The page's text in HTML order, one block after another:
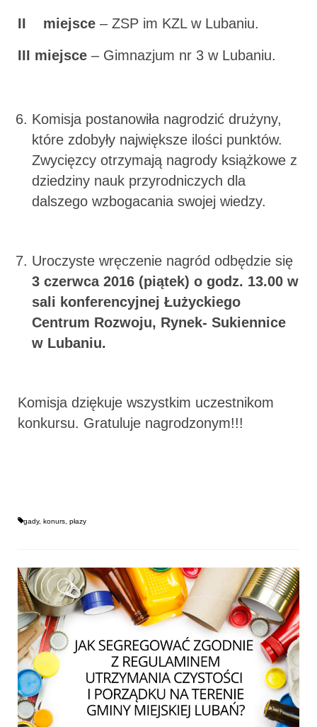
II miejsce – ZSP im KZL w Lubaniu.
III miejsce – Gimnazjum nr 3 w Lubaniu.
Komisja postanowiła nagrodzić drużyny,
które zdobyły największe ilości punktów.
Zwycięzcy otrzymają nagrody książkowe z
dziedziny nauk przyrodniczych dla
dalszego wzbogacania swojej wiedzy.
Uroczyste wręczenie nagród odbędzie się
3 czerwca 2016 (piątek) o godz. 13.00 w
sali konferencyjnej Łużyckiego
Centrum Rozwoju, Rynek- Sukiennice
w Lubaniu.
Komisja dziękuje wszystkim uczestnikom
konkursu. Gratuluje nagrodzonym!!!
gady, konurs płazy